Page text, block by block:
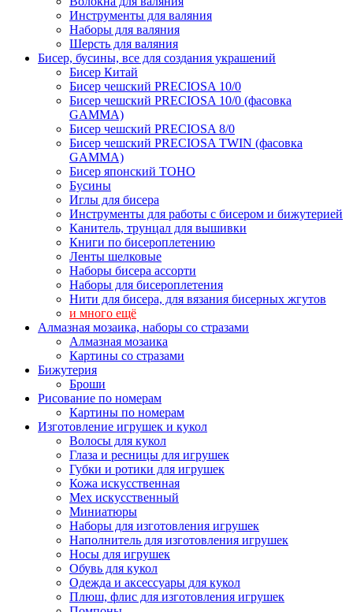
Инструменты для валяния
Наборы для валяния
Шерсть для валяния
Бисер, бусины, все для создания украшений
Бисер Китай
Бисер чешский PRECIOSA 10/0
Бисер чешский PRECIOSA 10/0 (фасовка
GAMMA)
Бисер чешский PRECIOSA 8/0
Бисер чешский PRECIOSA TWIN (фасовка
GAMMA)
Бисер японский TOHO
Бусины
Иглы для бисера
Инструменты для работы с бисером и бижутерией
Канитель, трунцал для вышивки
Книги по бисероплетению
Ленты шелковые
Наборы бисера ассорти
Наборы для бисероплетения
Нити для бисера, для вязания бисерных жгутов
и много ещё
Алмазная мозаика, наборы со стразами
Алмазная мозаика
Картины co стразами
Бижутерия
Броши
Рисование по номерам
Картины по номерам
Изготовление игрушек и кукол
Волосы для кукол
Глаза и ресницы для игрушек
Губки и ротики для игрушек
Кожа искусственная
Мех искусственный
Миниатюры
Наборы для изготовления игрушек
Наполнитель для изготовления игрушек
Носы для игрушек
Обувь для кукол
Одежда и аксессуары для кукол
Плюш, флис для изготовления игрушек